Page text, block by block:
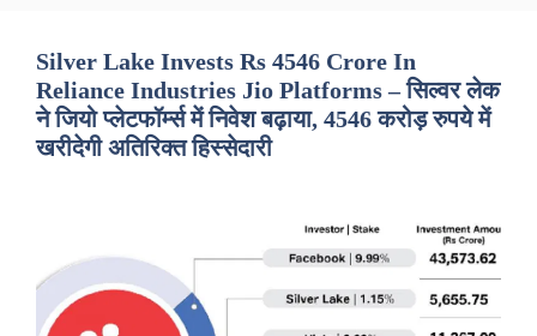
Silver Lake Invests Rs 4546 Crore In
Reliance Industries Jio Platforms – सिल्वर लेक
ने जियो प्लेटफॉर्म्स में निवेश बढ़ाया, 4546 करोड़ रुपये में
खरीदेगी अतिरिक्त हिस्सेदारी